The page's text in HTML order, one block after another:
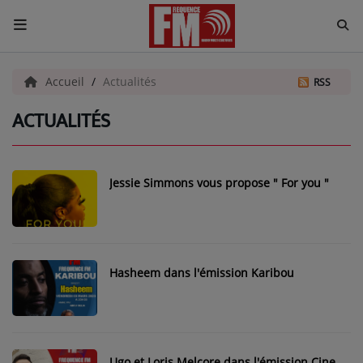
ACCUEIL
Radio
EMISSIONS
EQUIPES
EVÈNEMENTS
Musique
TOP 10
Accueil Actualités RSS
ACTUALITÉS
Jessie Simmons vous propose " For you "
Hasheem dans l'émission Karibou